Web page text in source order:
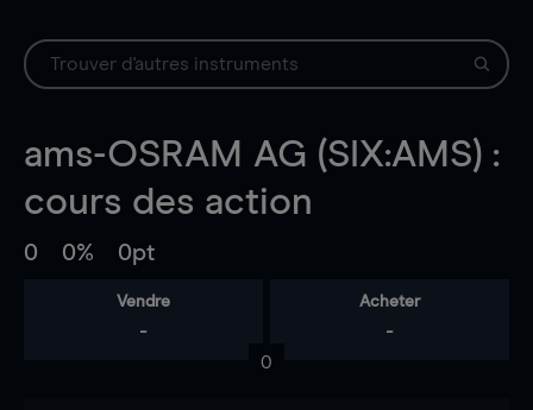
ams-OSRAM AG (SIX:AMS) :
cours des action
0 0% 0pt
Vendre
-
Acheter
-
0